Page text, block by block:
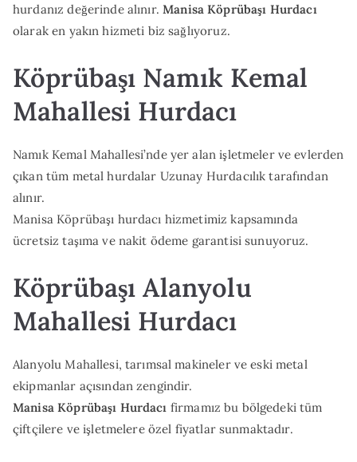
hurdanız değerinde alınır. Manisa Köprübaşı Hurdacı
olarak en yakın hizmeti biz sağlıyoruz.
Köprübaşı Namık Kemal
Mahallesi Hurdacı
Namık Kemal Mahallesi’nde yer alan işletmeler ve evlerden
çıkan tüm metal hurdalar Uzunay Hurdacılık tarafından
alınır.
Manisa Köprübaşı hurdacı hizmetimiz kapsamında
ücretsiz taşıma ve nakit ödeme garantisi sunuyoruz.
Köprübaşı Alanyolu
Mahallesi Hurdacı
Alanyolu Mahallesi, tarımsal makineler ve eski metal
ekipmanlar açısından zengindir.
Manisa Köprübaşı Hurdacı firmamız bu bölgedeki tüm
çiftçilere ve işletmelere özel fiyatlar sunmaktadır.